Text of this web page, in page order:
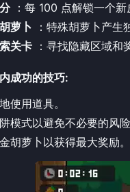
：每 100 点解锁一个新
萝卜 ：特殊胡萝卜产生
关卡 ：寻找隐藏区域和
成功的技巧:
使用道具。
模式以避免不必要的风险
胡萝卜以获得最大奖励。